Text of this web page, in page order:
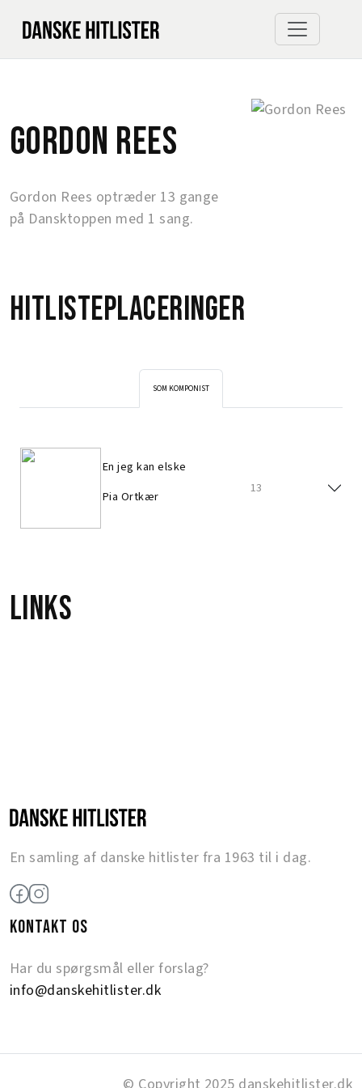
Gordon Rees
Gordon Rees optræder 13 gange
på Dansktoppen med 1 sang.
Hitlisteplaceringer
SOM KOMPONIST
En jeg kan elske
Pia Ortkær
13
Links
En samling af danske hitlister fra 1963 til i dag.
KONTAKT OS
Har du spørgsmål eller forslag?
info@danskehitlister.dk